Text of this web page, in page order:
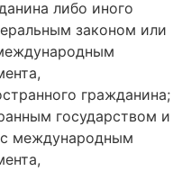
либо иного
законом или
гражданина;
государством и
с международным